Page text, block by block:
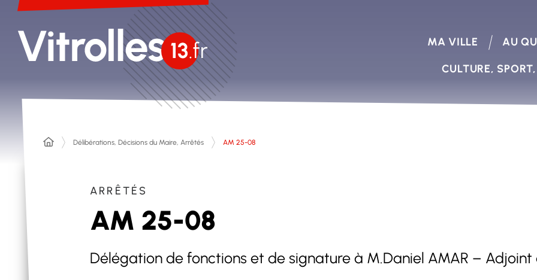
MA VILLE AU
CULTURE,
Délibérations, Décisions du Maire, Arrêtés AM 25-08
ARRÊTÉS
AM 25-08
Délégation de fonctions et de signature à M.Daniel AMAR –